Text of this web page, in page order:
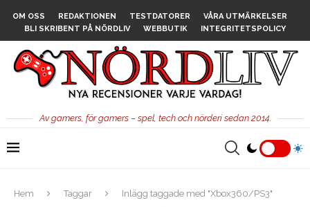
OM OSS REDAKTIONEN TESTDATORER
VÅRA UTMÄRKELSER
BLI SKRIBENT PÅ NÖRDLIV
WEBBUTIK INTEGRITETSPOLICY
Av gamers, för gamers – spel, tech och nörderi sedan 2014.
Hem Taggar Inlägg taggade med "Xbox360/PS3"